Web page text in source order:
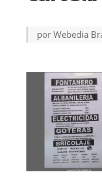
por Webedia